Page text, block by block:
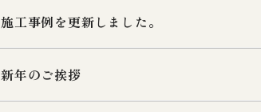
施工事例を更新しました。
新年のご挨拶